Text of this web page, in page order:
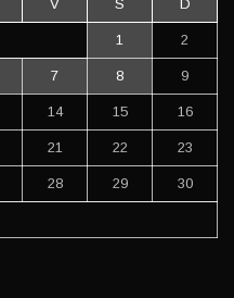
V S D
1 2
7 8 9
14 15 16
21 22 23
28 29 30